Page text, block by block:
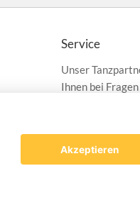
Service
Unser
Ihnen bei
Akzeptieren